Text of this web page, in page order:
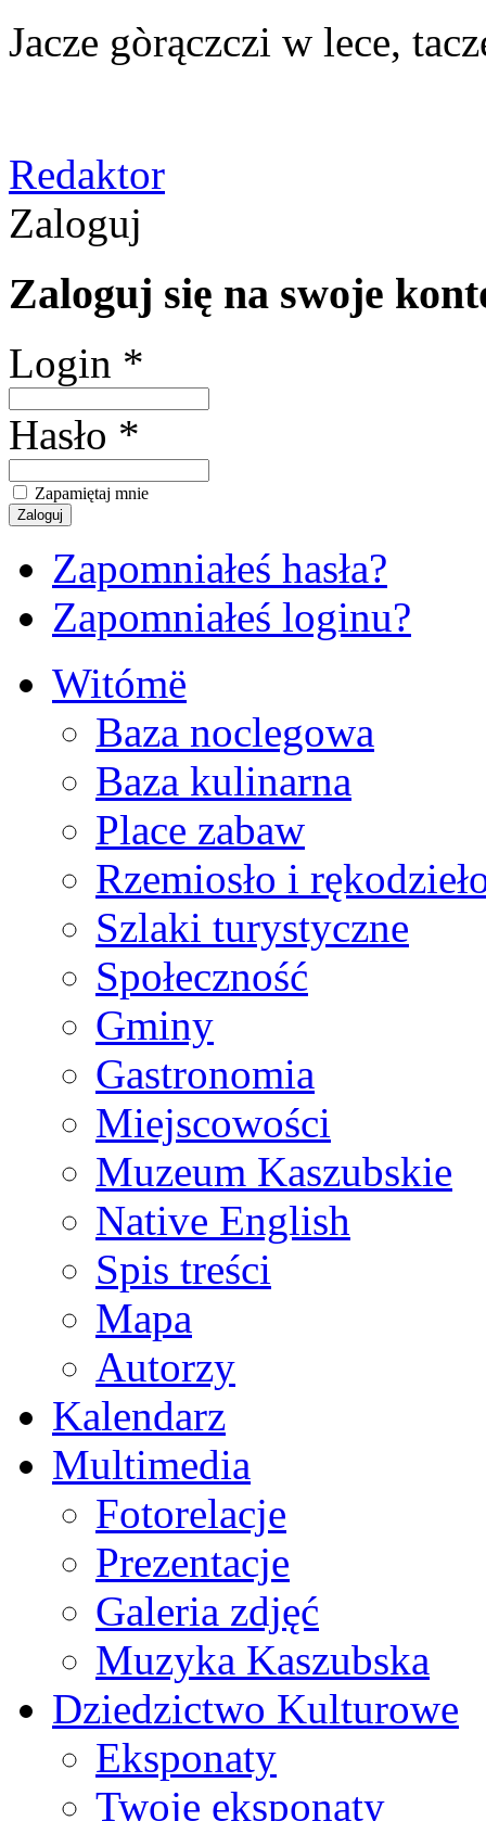
Jacze gòrączczi w lece,
Redaktor
Zaloguj
Zaloguj się na swoje
Login *
Hasło *
Zapamiętaj mnie
Zapomniałeś hasła?
Zapomniałeś loginu?
Witómë
Baza noclegowa
Baza kulinarna
Place zabaw
Rzemiosło i
Szlaki turystyczne
Społeczność
Gminy
Gastronomia
Miejscowości
Muzeum Kaszubskie
Native English
Spis treści
Mapa
Autorzy
Kalendarz
Multimedia
Fotorelacje
Prezentacje
Galeria zdjęć
Muzyka Kaszubska
Dziedzictwo Kulturowe
Eksponaty
Twoje eksponaty